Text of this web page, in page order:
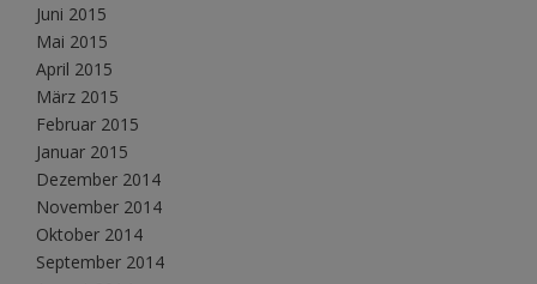
Juni 2015
Mai 2015
April 2015
März 2015
Februar 2015
Januar 2015
Dezember 2014
November 2014
Oktober 2014
September 2014